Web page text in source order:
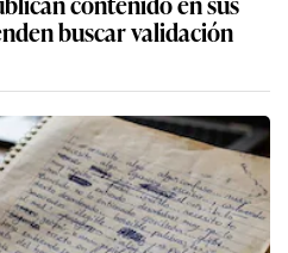
buscar validación